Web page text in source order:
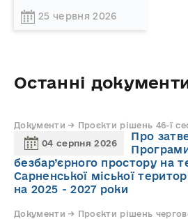
25 червня 2026
Останні
Документи → Проєкти рішень 46-ї
04 серпня 2026
Про
безбар’єрного простору на
Сарненської міської
на 2025 - 2027 роки
Документи → Проєкти рішень